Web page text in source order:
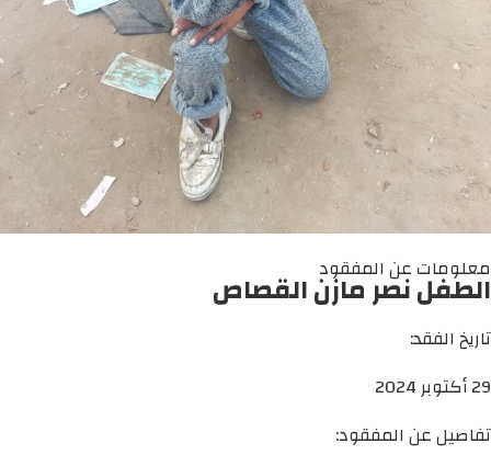
معلومات عن المفقود
الطفل نصر مازن القصاص
تاريخ الفقد:
29 أكتوبر 2024
تفاصيل عن المفقود: